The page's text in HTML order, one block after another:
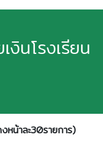
งินโรงเรียน
หน้าละ30รายการ)